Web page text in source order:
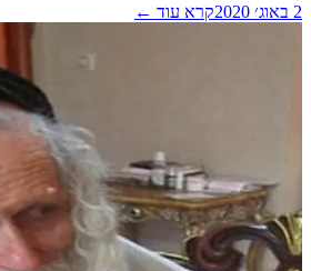
2 באוג׳ 2020 קרא עוד ←